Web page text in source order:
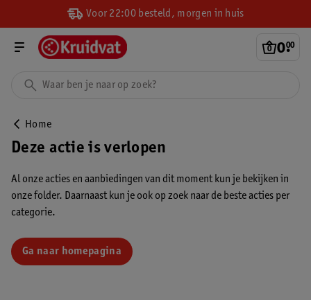
Voor 22:00 besteld, morgen in huis
0.
00
Home
Deze actie is verlopen
Al onze acties en aanbiedingen van dit moment kun je bekijken in
onze folder. Daarnaast kun je ook op zoek naar de beste acties per
categorie.
Ga naar homepagina